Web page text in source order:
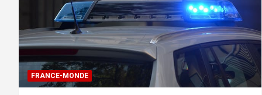
FRANCE-MONDE